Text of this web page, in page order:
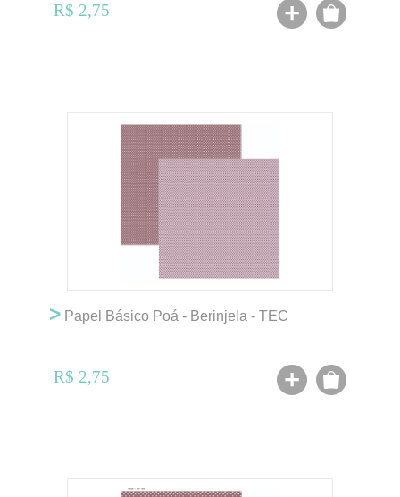
R$ 2,75
> Papel Básico Poá - Berinjela - TEC
R$ 2,75